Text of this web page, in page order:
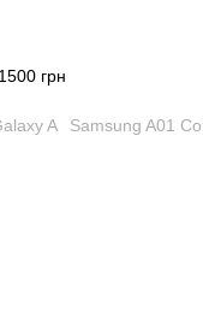
грн
A Samsung A01